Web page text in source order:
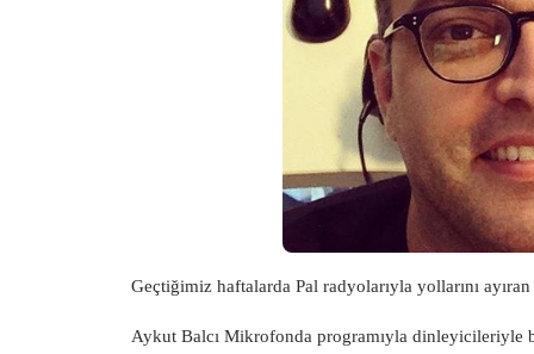
Geçtiğimiz haftalarda Pal radyolarıyla yollarını
Aykut Balcı Mikrofonda programıyla dinleyicileriyle